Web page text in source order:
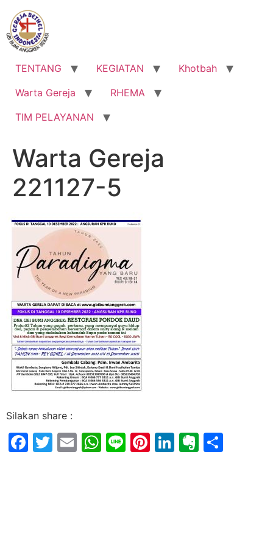
Lewati
konten
TENTANG KEGIATAN
Khotbah
Warta Gereja
RHEMA
TIM PELAYANAN
Warta Gereja
221127-5
Silakan share :
Facebook
Twitter
EmailWhatsApp
LinePinterest
LinkedIn